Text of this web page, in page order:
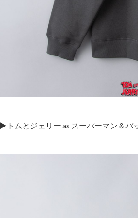
▶︎トムとジェリー as スーパーマン＆バ